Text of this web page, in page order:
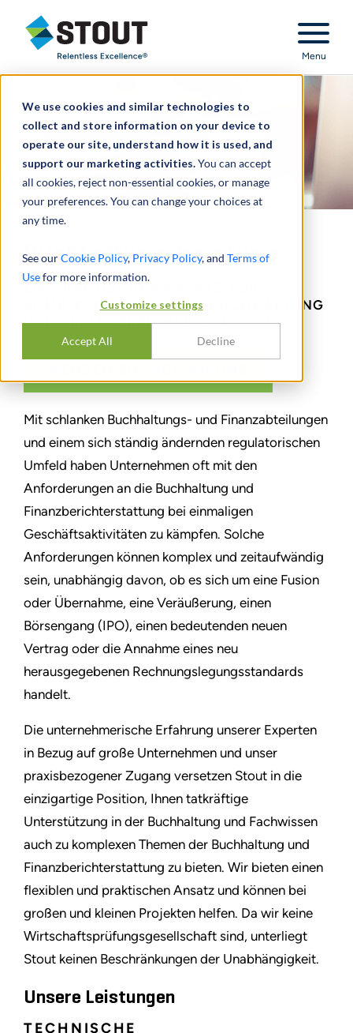
We use cookies and similar technologies to
collect and store information on your device to
operate our site, understand how it is used, and
support our marketing activities.You can accept
all cookies, reject non-essential cookies, or manage
your preferences. You can change your choices at
any time.
See ourCookie Policy, Privacy Policy, and Terms of
Usefor more information.
Customize settings
Accept All Decline
Stout Relentless Excellence
Menu
Buchhaltungsberatung
KOMPLEXE THEMEN DER BUCHHALTUNG
UND FINANZBERICHTERSTATTUNG.
Mit schlanken Buchhaltungs- und Finanzabteilungen
und einem sich ständig ändernden regulatorischen
Umfeld haben Unternehmen oft mit den
Anforderungen an die Buchhaltung und
Finanzberichterstattung bei einmaligen
Geschäftsaktivitäten zu kämpfen. Solche
Anforderungen können komplex und zeitaufwändig
sein, unabhängig davon, ob es sich um eine Fusion
oder Übernahme, eine Veräußerung, einen
Börsengang (IPO), einen bedeutenden neuen
Vertrag oder die Annahme eines neu
herausgegebenen Rechnungslegungsstandards
handelt.
Die unternehmerische Erfahrung unserer Experten
in Bezug auf große Unternehmen und unser
praxisbezogener Zugang versetzen Stout in die
einzigartige Position, Ihnen tatkräftige
Unterstützung in der Buchhaltung und Fachwissen
auch zu komplexen Themen der Buchhaltung und
Finanzberichterstattung zu bieten. Wir bieten einen
flexiblen und praktischen Ansatz und können bei
großen und kleinen Projekten helfen. Da wir keine
Wirtschaftsprüfungsgesellschaft sind, unterliegt
Stout keinen Beschränkungen der Unabhängigkeit.
Unsere Leistungen
TECHNISCHE